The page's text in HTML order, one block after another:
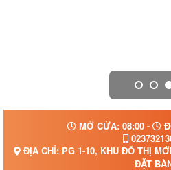
MỞ CỬA: 08:00 -
ĐỊA CHỈ: PG 1-10, KHU ĐÔ THỊ
ĐẶT